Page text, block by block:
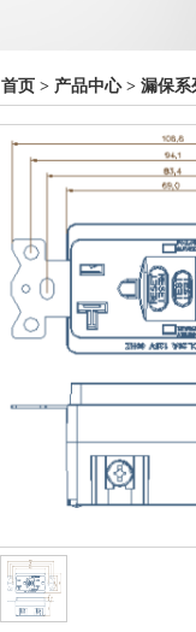
首页 > 产品中心> 漏保系